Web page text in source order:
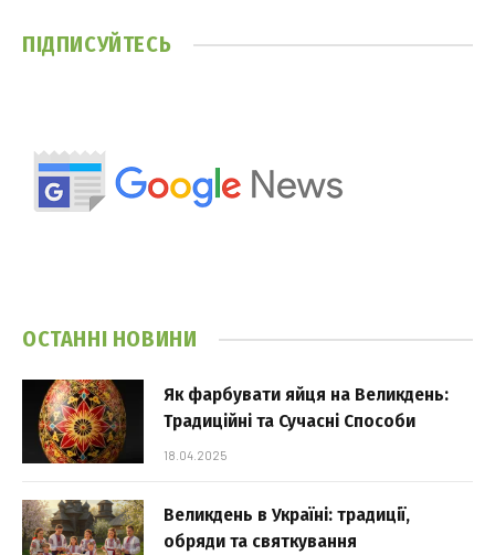
ПІДПИСУЙТЕСЬ
ОСТАННІ НОВИНИ
Як фарбувати яйця на Великдень:
Традиційні та Сучасні Способи
18.04.2025
Великдень в Україні: традиції,
обряди та святкування